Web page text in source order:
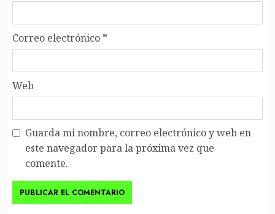
Correo electrónico *
Web
Guarda mi nombre, correo electrónico y web en
este navegador para la próxima vez que
comente.